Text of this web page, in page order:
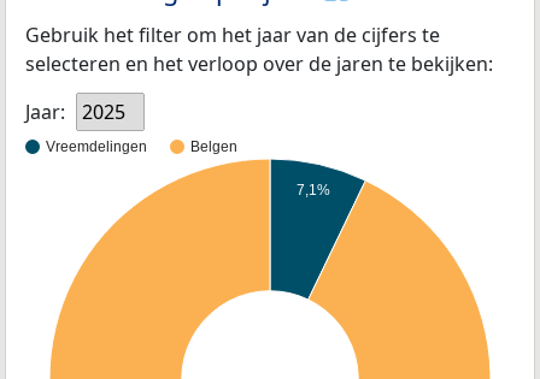
Gebruik het filter om het jaar van de cijfers te
selecteren en het verloop over de jaren te bekijken:
Jaar:
2025
Vreemdelingen Belgen
7,1%